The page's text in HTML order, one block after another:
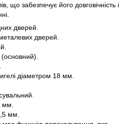
що забезпечує його довговічність і
дверей.
дверей.
діаметром 18 мм.
мм.
мм.